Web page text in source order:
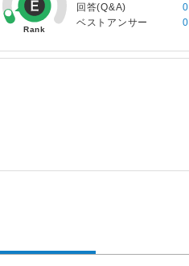
回答(Q&A)
0
ベストアンサー
0